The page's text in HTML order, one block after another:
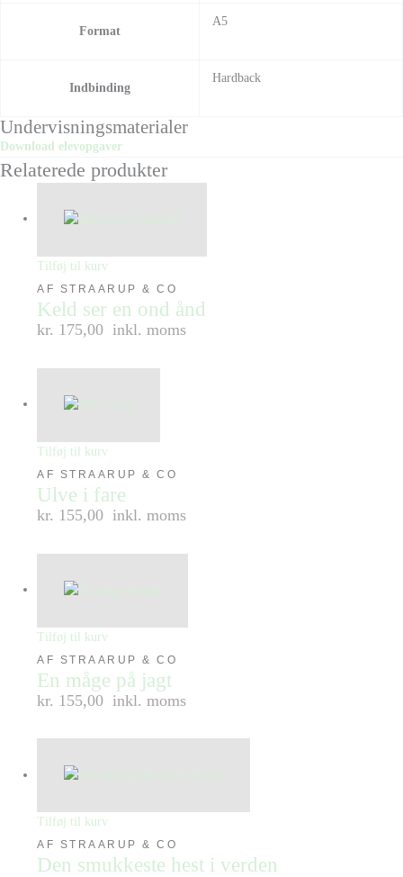
Format
A5
Indbinding
Hardback
Undervisningsmaterialer
Download elevopgaver
Relaterede produkter
Tilføj til kurv
AF STRAARUP & CO
Keld ser en ond ånd
kr. 175,00 inkl. moms
Tilføj til kurv
AF STRAARUP & CO
Ulve i fare
kr. 155,00 inkl. moms
Tilføj til kurv
AF STRAARUP & CO
En måge på jagt
kr. 155,00 inkl. moms
Tilføj til kurv
AF STRAARUP & CO
Den smukkeste hest i verden